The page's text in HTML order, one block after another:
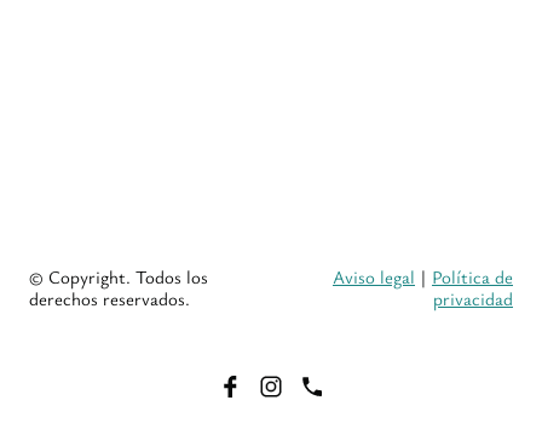
© Copyright. Todos los
derechos reservados.
Aviso legal | Política de
privacidad